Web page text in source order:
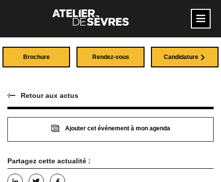
Brochure Rendez-vous Candidature
Retour aux actus
Ajouter cet événement à mon agenda
Partagez cette actualité :